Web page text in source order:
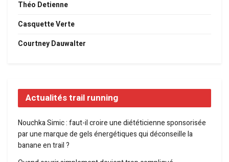
Théo Detienne
Casquette Verte
Courtney Dauwalter
Actualités trail running
Nouchka Simic : faut-il croire une diététicienne sponsorisée
par une marque de gels énergétiques qui déconseille la
banane en trail ?